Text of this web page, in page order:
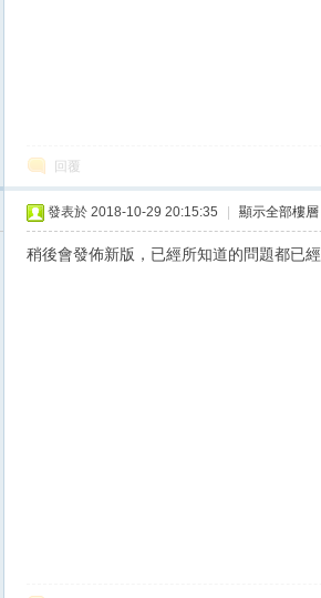
回覆
發表於 2018-10-29 20:15:35 顯示全部樓層
稍後會發佈新版，已經所知道的問題都已